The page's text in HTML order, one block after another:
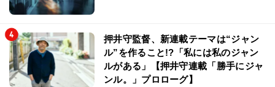
押井守監督、新連載テーマは“ジャン
ル”を作ること!?「私には私のジャン
ルがある」【押井守連載「勝手にジャ
ンル。」プロローグ】